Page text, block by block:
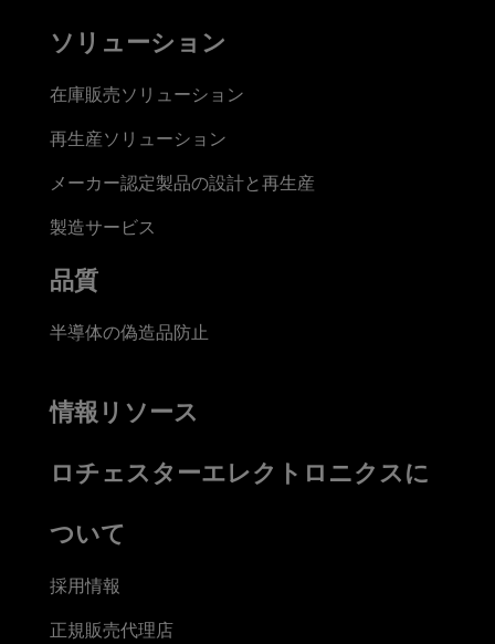
ソリューション
在庫販売ソリューション
再生産ソリューション
メーカー認定製品の設計と再生産
製造サービス
品質
半導体の偽造品防止
情報リソース
ロチェスターエレクトロニクスに
ついて
採用情報
正規販売代理店